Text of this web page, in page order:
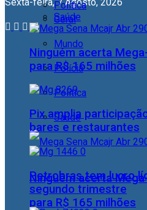
Geral
Mundo
Polícia
Política
Saúde
Ninguém acerta
para R$ 165 milhões
Política
Saúde
Ninguém acerta
para R$ 165 milhões
Pix amplia
bares e restaurantes
Petrobras tem lucro
segundo trimestre